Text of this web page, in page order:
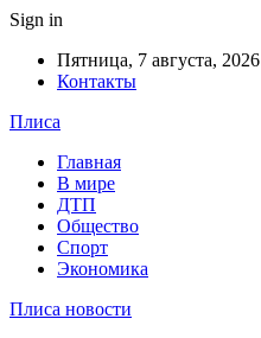
Sign in
Пятница, 7 августа, 2026
Контакты
Плиса
Главная
В мире
ДТП
Общество
Спорт
Экономика
Плиса новости